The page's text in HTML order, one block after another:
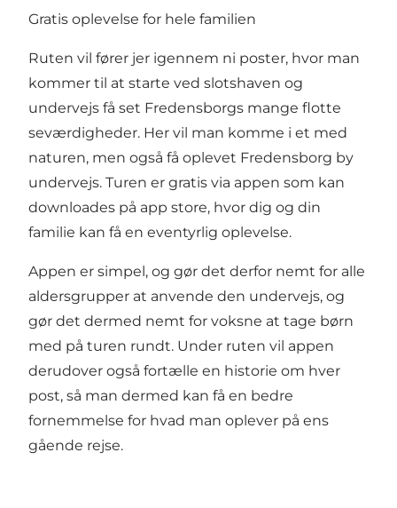
Gratis oplevelse for hele familien
Ruten vil fører jer igennem ni poster, hvor man
kommer til at starte ved slotshaven og
undervejs få set Fredensborgs mange flotte
seværdigheder. Her vil man komme i et med
naturen, men også få oplevet Fredensborg by
undervejs. Turen er gratis via appen som kan
downloades på app store, hvor dig og din
familie kan få en eventyrlig oplevelse.
Appen er simpel, og gør det derfor nemt for alle
aldersgrupper at anvende den undervejs, og
gør det dermed nemt for voksne at tage børn
med på turen rundt. Under ruten vil appen
derudover også fortælle en historie om hver
post, så man dermed kan få en bedre
fornemmelse for hvad man oplever på ens
gående rejse.